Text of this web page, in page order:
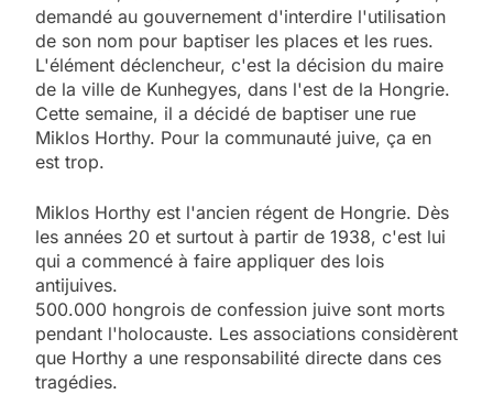
demandé au gouvernement d'interdire l'utilisation
de son nom pour baptiser les places et les rues.
L'élément déclencheur, c'est la décision du maire
de la ville de Kunhegyes, dans l'est de la Hongrie.
Cette semaine, il a décidé de baptiser une rue
Miklos Horthy. Pour la communauté juive, ça en
est trop.
Miklos Horthy est l'ancien régent de Hongrie. Dès
les années 20 et surtout à partir de 1938, c'est lui
qui a commencé à faire appliquer des lois
antijuives.
500.000 hongrois de confession juive sont morts
pendant l'holocauste. Les associations considèrent
que Horthy a une responsabilité directe dans ces
tragédies.